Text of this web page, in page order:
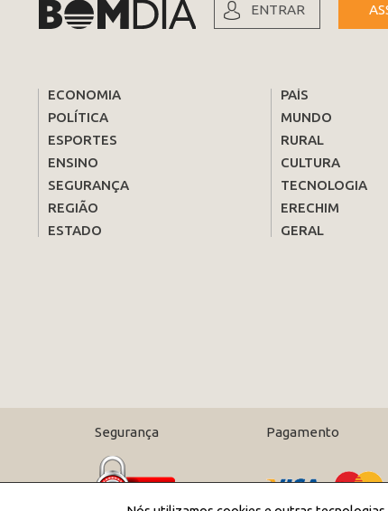
ENTRAR
ECONOMIA
POLÍTICA
ESPORTES
ENSINO
SEGURANÇA
REGIÃO
ESTADO
PAÍS
MUNDO
RURAL
CULTURA
TECNOLOGIA
ERECHIM
GERAL
Segurança Pagamento